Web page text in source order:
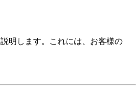
明します。これには、お客様の